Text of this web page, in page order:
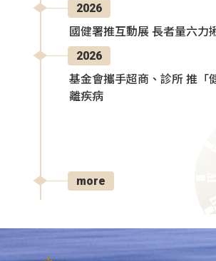
2026
國健署推互動展 長者量六力
2026
基金會攜手超商、診所 推「
離疾病
more